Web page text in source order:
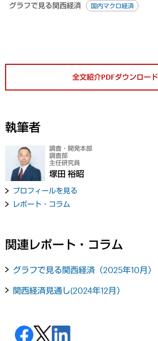
グラフで見る関西経済 国内マクロ経済
全文紹介PDFダウンロード
執筆者
調査・開発本部
調査部
主任研究員
塚田 裕昭
プロフィールを見る
レポート・コラム
関連レポート・コラム
グラフで見る関西経済（2025年10月）
関西経済見通し(2024年12月）